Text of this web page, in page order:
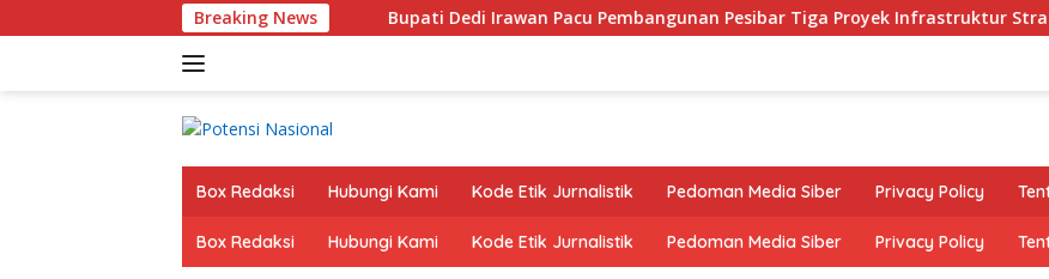
ke
Breaking NewsBupati Dedi Irawan Pacu Pembangunan Pesibar Tiga Proyek Infrastruktur Strategis Siap
Box Redaksi Hubungi Kami Kode Etik Jurnalistik Pedoman Media Siber Privacy Policy
Box Redaksi Hubungi Kami Kode Etik Jurnalistik Pedoman Media Siber Privacy Policy